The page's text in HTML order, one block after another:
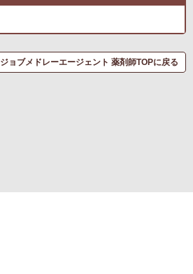
ジョブメドレーエージェント 薬剤師TOPに戻る